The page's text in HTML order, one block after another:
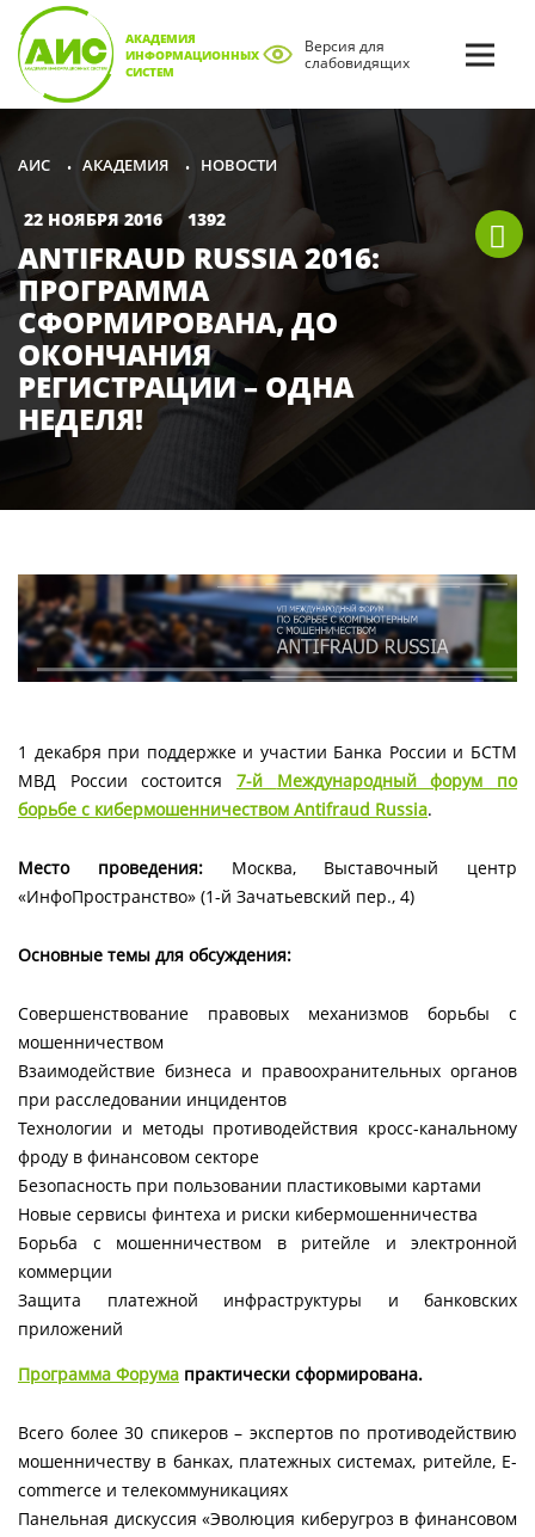
АКАДЕМИЯ
ИНФОРМАЦИОННЫХ
СИСТЕМ
Версия для
слабовидящих
АИС • АКАДЕМИЯ • НОВОСТИ
22 НОЯБРЯ 2016 1392
ANTIFRAUD RUSSIA 2016:
ПРОГРАММА
СФОРМИРОВАНА, ДО
ОКОНЧАНИЯ
РЕГИСТРАЦИИ – ОДНА
НЕДЕЛЯ!
1 декабря при поддержке и участии Банка России и БСТМ
МВД России состоится 7-й
Международный форум по
борьбе с кибермошенничеством Antifraud Russia.
Место проведения:Москва, Выставочный центр
«ИнфоПространство» (1-й Зачатьевский пер., 4)
Основные темы для обсуждения:
Совершенствование правовых механизмов борьбы с
мошенничеством
Взаимодействие бизнеса и правоохранительных органов
при расследовании инцидентов
Технологии и методы противодействия кросс-канальному
фроду в финансовом секторе
Безопасность при пользовании пластиковыми картами
Новые сервисы финтеха и риски кибермошенничества
Борьба с мошенничеством в ритейле и электронной
коммерции
Защита платежной инфраструктуры и банковских
приложений
Программа Форума практически сформирована.
Всего более 30 спикеров – экспертов по противодействию
мошенничеству в банках, платежных системах, ритейле, E-
commerce и телекоммуникациях
Панельная дискуссия «Эволюция киберугроз в финансовом